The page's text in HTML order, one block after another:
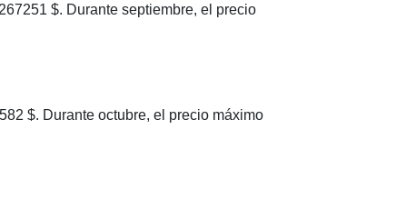
$. Durante septiembre, el precio
$. Durante octubre, el precio máximo